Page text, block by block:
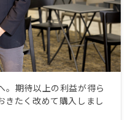
。期待以上の利益が得ら
きたく改めて購入しまし